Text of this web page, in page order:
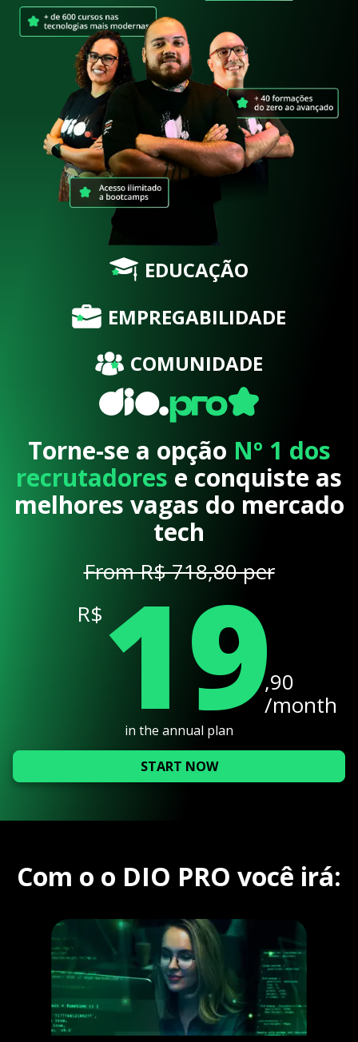
EDUCAÇÃO
EMPREGABILIDADE
COMUNIDADE
Torne-se a opção Nº 1 dos
recrutadores e conquiste as
melhores vagas do mercado
tech
From R$ 718,80 per
R$ 19,90
/month
in the annual plan
START NOW
Com o o DIO PRO você irá: